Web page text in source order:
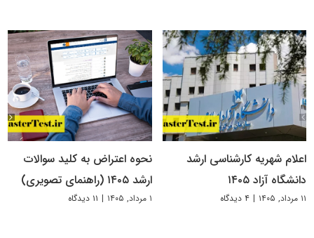
اعلام شهریه کارشناسی ارشد
دانشگاه آزاد ۱۴۰۵
۱۱ مرداد, ۱۴۰۵ | ۴ دیدگاه
نحوه اعتراض به کلید سوالات
ارشد ۱۴۰۵ (راهنمای تصویری)
۱ مرداد, ۱۴۰۵ | ۱۱ دیدگاه